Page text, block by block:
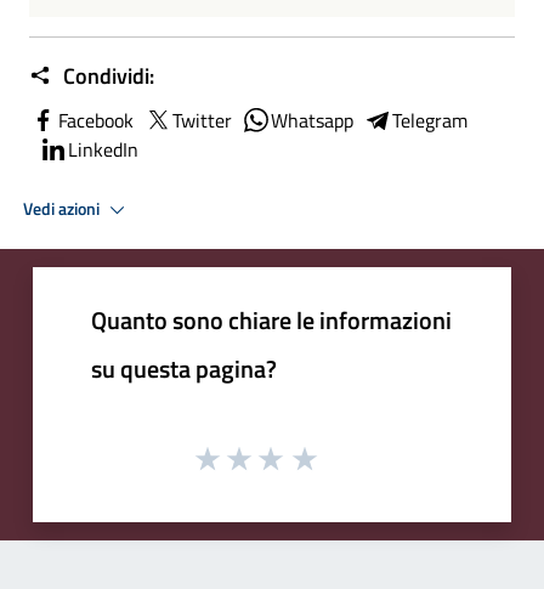
Condividi:
Facebook Twitter Whatsapp
Telegram
LinkedIn
Vedi azioni
Quanto sono chiare le informazioni
su questa pagina?